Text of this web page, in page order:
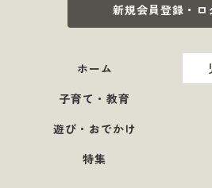
新規会員登録・ロ
ホーム
子育て・教育
遊び・おでかけ
特集